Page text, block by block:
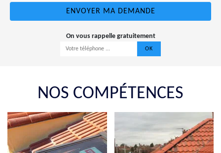
On vous rappelle gratuitement
NOS COMPÉTENCES